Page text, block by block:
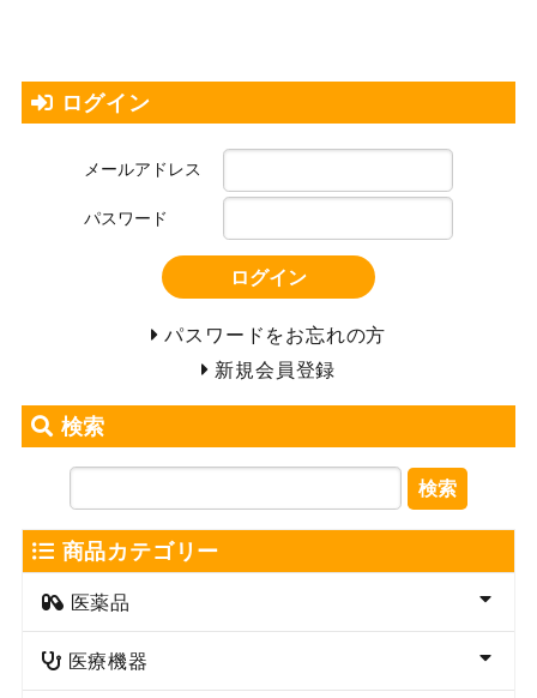
ログイン
メールアドレス
パスワード
ログイン
パスワードをお忘れの方
新規会員登録
検索
検索
商品カテゴリー
医薬品
医療機器